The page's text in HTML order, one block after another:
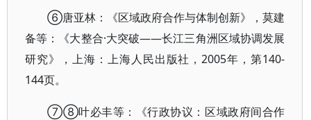
⑥唐亚林：《区域政府合作与体制创新》，莫建
备等：《大整合·大突破——长江三角洲区域协调发展
研究》，上海：上海人民出版社，2005年，第140-
144页。
⑦⑧叶必丰等：《行政协议：区域政府间合作